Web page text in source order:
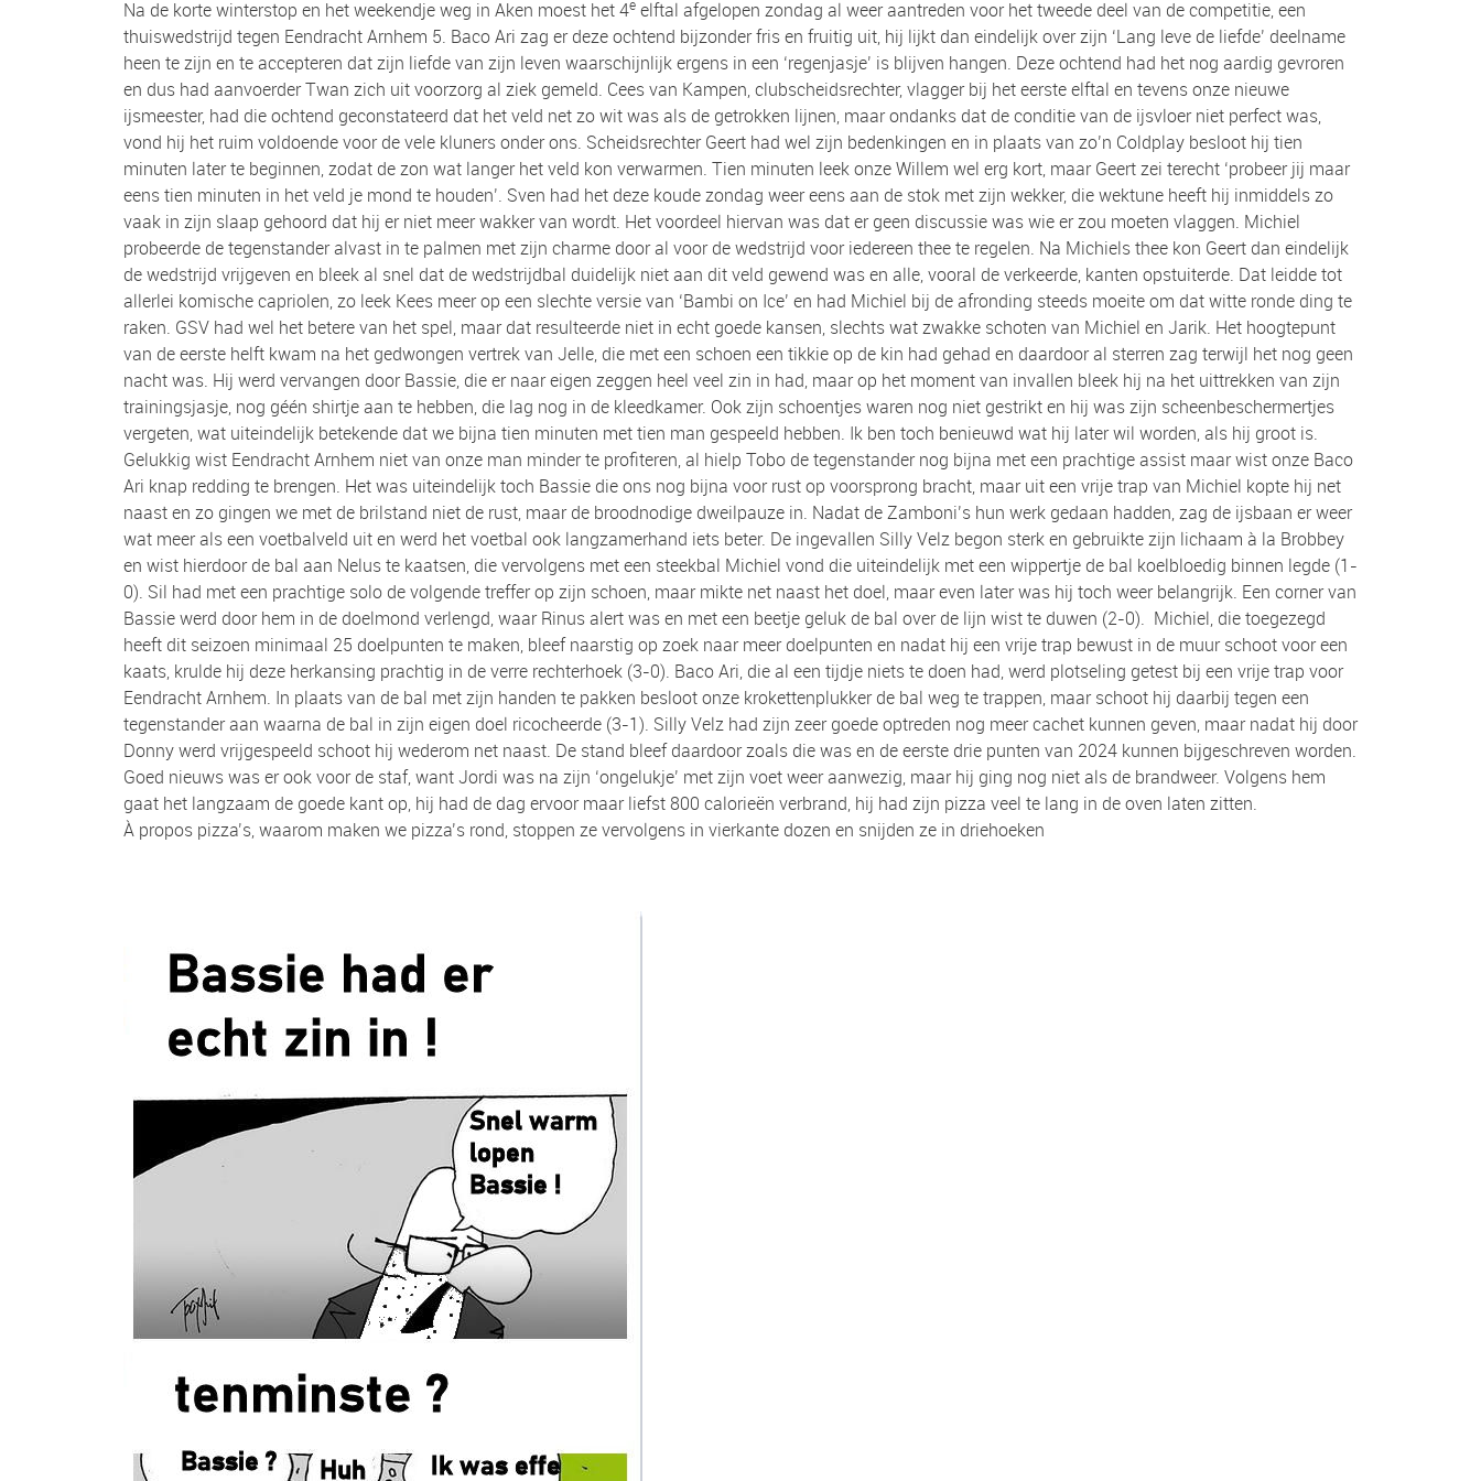
Na de korte winterstop en het weekendje weg in Aken moest het 4e elftal afgelopen zondag al weer aantreden voor het tweede deel van de competitie, een
thuiswedstrijd tegen Eendracht Arnhem 5. Baco Ari zag er deze ochtend bijzonder fris en fruitig uit, hij lijkt dan eindelijk over zijn ‘Lang leve de liefde’ deelname
heen te zijn en te accepteren dat zijn liefde van zijn leven waarschijnlijk ergens in een ‘regenjasje’ is blijven hangen. Deze ochtend had het nog aardig gevroren
en dus had aanvoerder Twan zich uit voorzorg al ziek gemeld. Cees van Kampen, clubscheidsrechter, vlagger bij het eerste elftal en tevens onze nieuwe
ijsmeester, had die ochtend geconstateerd dat het veld net zo wit was als de getrokken lijnen, maar ondanks dat de conditie van de ijsvloer niet perfect was,
vond hij het ruim voldoende voor de vele kluners onder ons. Scheidsrechter Geert had wel zijn bedenkingen en in plaats van zo’n Coldplay besloot hij tien
minuten later te beginnen, zodat de zon wat langer het veld kon verwarmen. Tien minuten leek onze Willem wel erg kort, maar Geert zei terecht ‘probeer jij maar
eens tien minuten in het veld je mond te houden’. Sven had het deze koude zondag weer eens aan de stok met zijn wekker, die wektune heeft hij inmiddels zo
vaak in zijn slaap gehoord dat hij er niet meer wakker van wordt. Het voordeel hiervan was dat er geen discussie was wie er zou moeten vlaggen. Michiel
probeerde de tegenstander alvast in te palmen met zijn charme door al voor de wedstrijd voor iedereen thee te regelen. Na Michiels thee kon Geert dan eindelijk
de wedstrijd vrijgeven en bleek al snel dat de wedstrijdbal duidelijk niet aan dit veld gewend was en alle, vooral de verkeerde, kanten opstuiterde. Dat leidde tot
allerlei komische capriolen, zo leek Kees meer op een slechte versie van ‘Bambi on Ice’ en had Michiel bij de afronding steeds moeite om dat witte ronde ding te
raken. GSV had wel het betere van het spel, maar dat resulteerde niet in echt goede kansen, slechts wat zwakke schoten van Michiel en Jarik. Het hoogtepunt
van de eerste helft kwam na het gedwongen vertrek van Jelle, die met een schoen een tikkie op de kin had gehad en daardoor al sterren zag terwijl het nog geen
nacht was. Hij werd vervangen door Bassie, die er naar eigen zeggen heel veel zin in had, maar op het moment van invallen bleek hij na het uittrekken van zijn
trainingsjasje, nog géén shirtje aan te hebben, die lag nog in de kleedkamer. Ook zijn schoentjes waren nog niet gestrikt en hij was zijn scheenbeschermertjes
vergeten, wat uiteindelijk betekende dat we bijna tien minuten met tien man gespeeld hebben. Ik ben toch benieuwd wat hij later wil worden, als hij groot is.
Gelukkig wist Eendracht Arnhem niet van onze man minder te profiteren, al hielp Tobo de tegenstander nog bijna met een prachtige assist maar wist onze Baco
Ari knap redding te brengen. Het was uiteindelijk toch Bassie die ons nog bijna voor rust op voorsprong bracht, maar uit een vrije trap van Michiel kopte hij net
naast en zo gingen we met de brilstand niet de rust, maar de broodnodige dweilpauze in. Nadat de Zamboni’s hun werk gedaan hadden, zag de ijsbaan er weer
wat meer als een voetbalveld uit en werd het voetbal ook langzamerhand iets beter. De ingevallen Silly Velz begon sterk en gebruikte zijn lichaam à la Brobbey
en wist hierdoor de bal aan Nelus te kaatsen, die vervolgens met een steekbal Michiel vond die uiteindelijk met een wippertje de bal koelbloedig binnen legde (1-
0). Sil had met een prachtige solo de volgende treffer op zijn schoen, maar mikte net naast het doel, maar even later was hij toch weer belangrijk. Een corner van
Bassie werd door hem in de doelmond verlengd, waar Rinus alert was en met een beetje geluk de bal over de lijn wist te duwen (2-0). Michiel, die toegezegd
heeft dit seizoen minimaal 25 doelpunten te maken, bleef naarstig op zoek naar meer doelpunten en nadat hij een vrije trap bewust in de muur schoot voor een
kaats, krulde hij deze herkansing prachtig in de verre rechterhoek (3-0). Baco Ari, die al een tijdje niets te doen had, werd plotseling getest bij een vrije trap voor
Eendracht Arnhem. In plaats van de bal met zijn handen te pakken besloot onze krokettenplukker de bal weg te trappen, maar schoot hij daarbij tegen een
tegenstander aan waarna de bal in zijn eigen doel ricocheerde (3-1). Silly Velz had zijn zeer goede optreden nog meer cachet kunnen geven, maar nadat hij door
Donny werd vrijgespeeld schoot hij wederom net naast. De stand bleef daardoor zoals die was en de eerste drie punten van 2024 kunnen bijgeschreven worden.
Goed nieuws was er ook voor de staf, want Jordi was na zijn ‘ongelukje’ met zijn voet weer aanwezig, maar hij ging nog niet als de brandweer. Volgens hem
gaat het langzaam de goede kant op, hij had de dag ervoor maar liefst 800 calorieën verbrand, hij had zijn pizza veel te lang in de oven laten zitten.
À propos pizza’s, waarom maken we pizza’s rond, stoppen ze vervolgens in vierkante dozen en snijden ze in driehoeken